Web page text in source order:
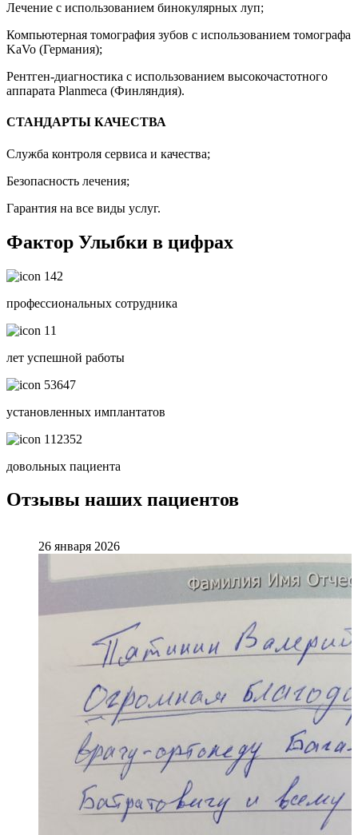
Лечение с использованием бинокулярных луп;
Компьютерная томография зубов с использованием томографа
KaVo (Германия);
Рентген-диагностика с использованием высокочастотного
аппарата Planmeca (Финляндия).
СТАНДАРТЫ КАЧЕСТВА
Служба контроля сервиса и качества;
Безопасность лечения;
Гарантия на все виды услуг.
Фактор Улыбки в цифрах
142
профессиональных сотрудника
11
лет успешной работы
53647
установленных имплантатов
112352
довольных пациента
Отзывы наших пациентов
26 января 2026